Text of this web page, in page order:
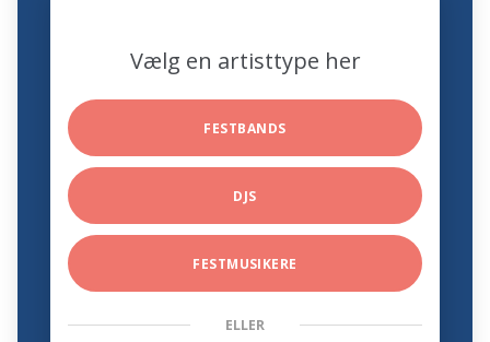
Vælg en artisttype her
FESTBANDS
DJS
FESTMUSIKERE
ELLER